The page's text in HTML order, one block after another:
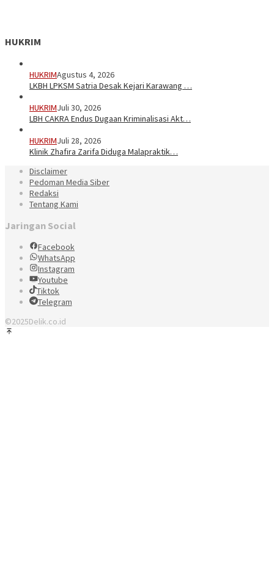
HUKRIM
HUKRIMAgustus 4, 2026
LKBH LPKSM Satria Desak Kejari Karawang …
HUKRIMJuli 30, 2026
LBH CAKRA Endus Dugaan Kriminalisasi Akt…
HUKRIMJuli 28, 2026
Klinik Zhafira Zarifa Diduga Malapraktik…
Disclaimer
Pedoman Media Siber
Redaksi
Tentang Kami
Jaringan Social
Facebook
WhatsApp
Instagram
Youtube
Tiktok
Telegram
©2025Delik.co.id